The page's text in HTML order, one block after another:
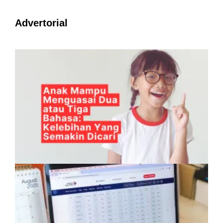
Advertorial
Anak Mampu Menguasai Dua atau Tiga
Bahasa: Kelebihan Yang Semakin Dicari